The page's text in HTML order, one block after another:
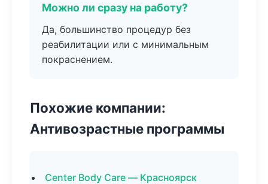
Можно ли сразу на работу?
Да, большинство процедур без
реабилитации или с минимальным
покраснением.
Похожие компании:
Антивозрастные программы
Center Body Care — Красноярск